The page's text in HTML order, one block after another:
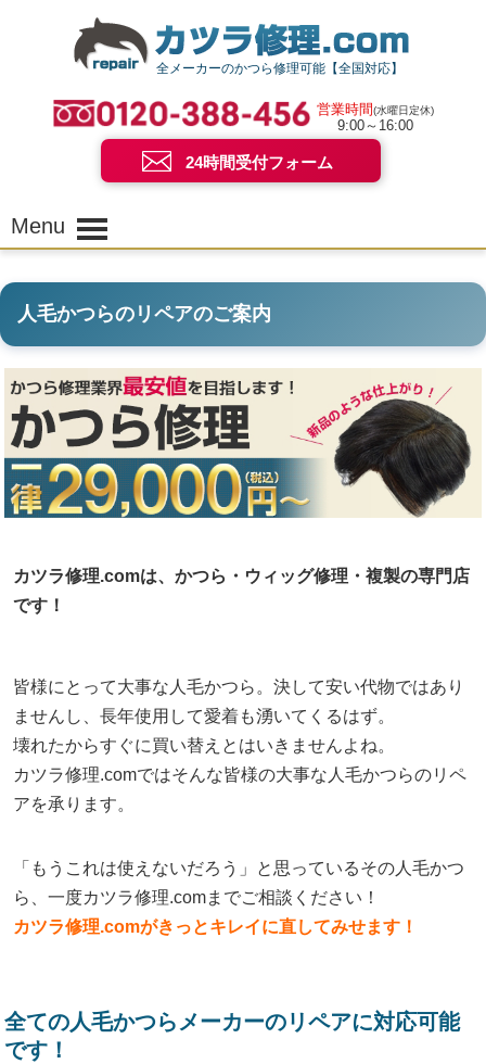
全メーカーのかつら修理可能【全国対応】
営業時間(水曜日定休)
9:00～16:00
24時間受付フォーム
Menu
人毛かつらのリペアのご案内
カツラ修理.comは、かつら・ウィッグ修理・複製の専門店
です！
皆様にとって大事な人毛かつら。決して安い代物ではあり
ませんし、長年使用して愛着も湧いてくるはず。
壊れたからすぐに買い替えとはいきませんよね。
カツラ修理.comではそんな皆様の大事な人毛かつらのリペ
アを承ります。
「もうこれは使えないだろう」と思っているその人毛かつ
ら、一度カツラ修理.comまでご相談ください！
カツラ修理.comがきっとキレイに直してみせます！
全ての人毛かつらメーカーのリペアに対応可能
です！